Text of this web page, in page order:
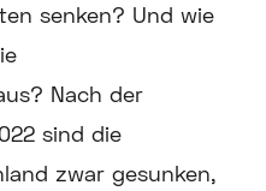
senken? Und wie
Nach der
sind die
zwar gesunken,